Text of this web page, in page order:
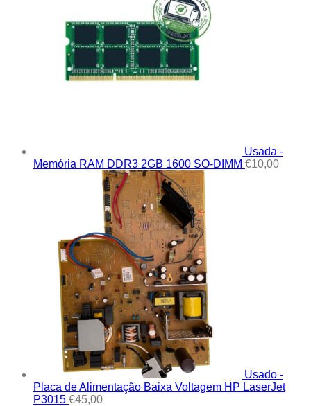
Usada -
Memória RAM DDR3 2GB 1600 SO-DIMM €10,00
Usado -
Placa de Alimentação Baixa Voltagem HP LaserJet
P3015 €45,00